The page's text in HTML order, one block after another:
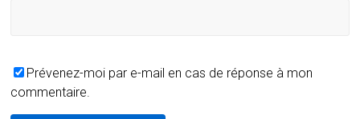
Prévenez-moi par e-mail en cas de réponse à mon
commentaire.